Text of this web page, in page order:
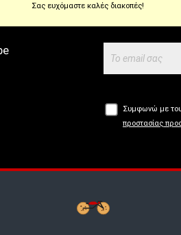
μας προϊόντα!
Συμφωνώ με
προστασίας
now, Pay later με
Σας ευχόμαστε καλές διακοπές!